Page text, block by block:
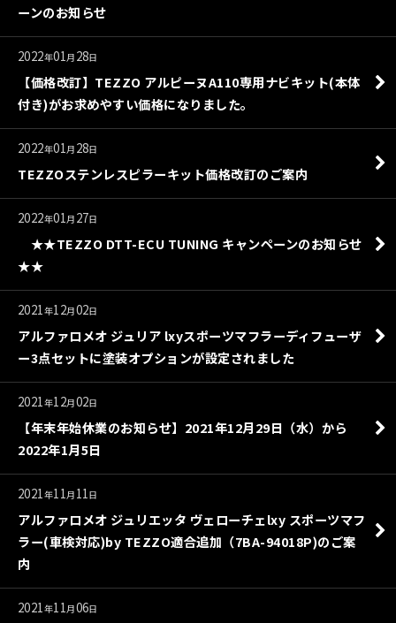
ーンのお知らせ
2022年01月 28日
【価格改訂】TEZZO アルピーヌA110専用ナビキット(本体
付き)がお求めやすい価格になりました。
2022年01月 28日
TEZZOステンレスピラーキット価格改訂のご案内
2022年01月 27日
★★TEZZO DTT-ECU TUNING キャンペーンのお知らせ
★★
2021年12月02日
アルファロメオ ジュリア lxyスポーツマフラーディフューザ
ー3点セットに塗装オプションが設定されました
2021年12月02日
【年末年始休業のお知らせ】2021年12月29日（水）から
2022年1月5日
2021年11月 11日
アルファロメオ ジュリエッタ ヴェローチェlxy スポーツマフ
ラー(車検対応)by TEZZO適合追加（7BA-94018P)のご案
内
2021年11月06日